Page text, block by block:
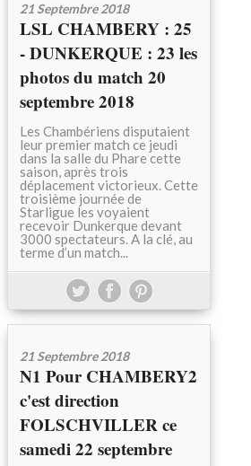
21 Septembre 2018
LSL CHAMBERY : 25
- DUNKERQUE : 23 les
photos du match 20
septembre 2018
Les Chambériens disputaient
leur premier match ce jeudi
dans la salle du Phare cette
saison, après trois
déplacement victorieux. Cette
troisième journée de
Starligue les voyaient
recevoir Dunkerque devant
3000 spectateurs. A la clé, au
terme d’un match...
21 Septembre 2018
N1 Pour CHAMBERY2
c'est direction
FOLSCHVILLER ce
samedi 22 septembre